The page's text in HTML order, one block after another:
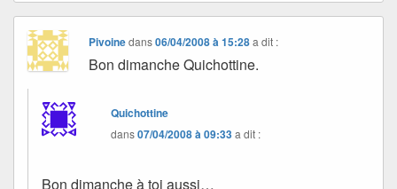
Pivoinedans06/04/2008 à 15:28 a dit :
Bon dimanche Quichottine.
Quichottine
dans07/04/2008 à 09:33a dit :
Bon dimanche à toi aussi…